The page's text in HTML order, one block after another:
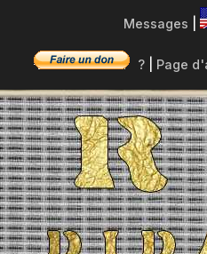
Messages
?| Page